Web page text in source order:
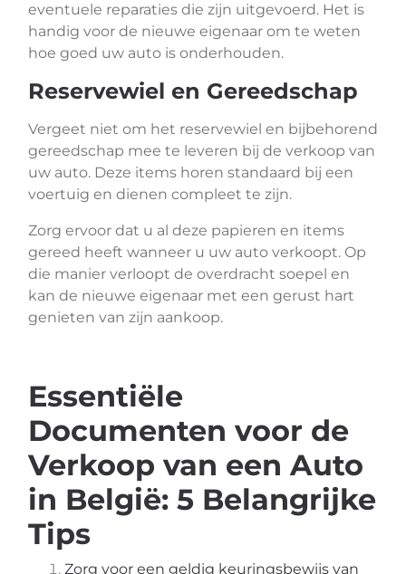
eventuele reparaties die zijn uitgevoerd. Het is
handig voor de nieuwe eigenaar om te weten
hoe goed uw auto is onderhouden.
Reservewiel en Gereedschap
Vergeet niet om het reservewiel en bijbehorend
gereedschap mee te leveren bij de verkoop van
uw auto. Deze items horen standaard bij een
voertuig en dienen compleet te zijn.
Zorg ervoor dat u al deze papieren en items
gereed heeft wanneer u uw auto verkoopt. Op
die manier verloopt de overdracht soepel en
kan de nieuwe eigenaar met een gerust hart
genieten van zijn aankoop.
Essentiële
Documenten voor de
Verkoop van een Auto
in België: 5 Belangrijke
Tips
Zorg voor een geldig keuringsbewijs van